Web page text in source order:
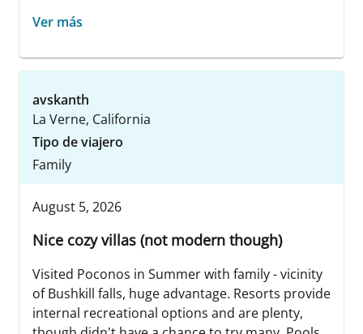
Ver más
avskanth
La Verne, California
Tipo de viajero
Family
August 5, 2026
Nice cozy villas (not modern though)
Visited Poconos in Summer with family - vicinity
of Bushkill falls, huge advantage. Resorts provide
internal recreational options and are plenty,